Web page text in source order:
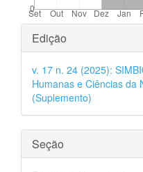
Detalhes
do
artigo
Edição
v. 17 n. 24 (2025):
Humanas e Ciências da
(Suplemento)
Seção